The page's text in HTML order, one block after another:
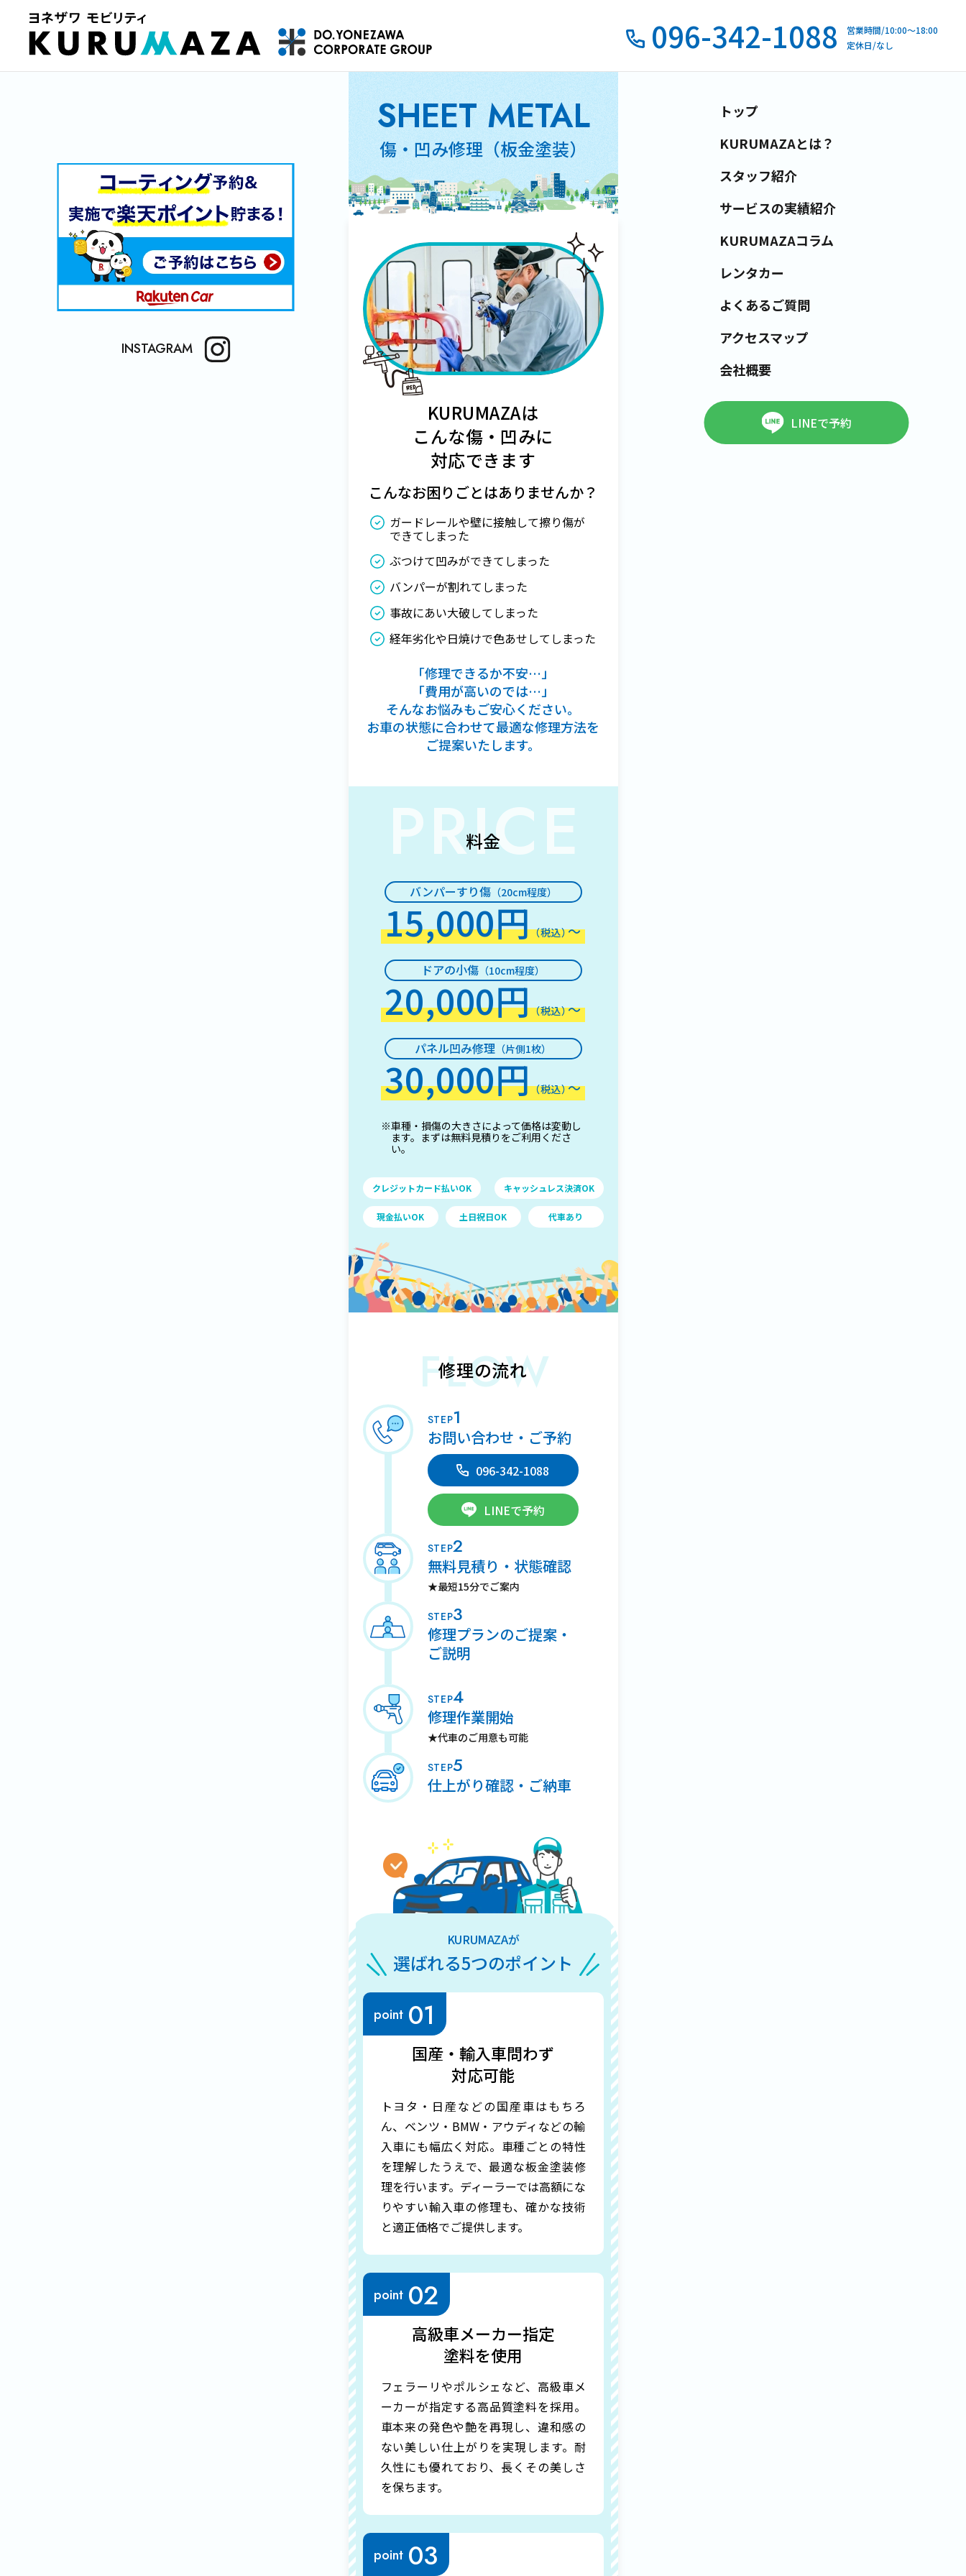
熊本市の車検はKURUMAZA ヨネザワモビリティ株式会社 096-342-1088
営業時間/10:00～18:00
定休日/なし
INSTAGRAM
トップ
KURUMAZAとは？
スタッフ紹介
サービスの実績紹介
KURUMAZAコラム
レンタカー
よくあるご質問
アクセスマップ
会社概要
LINEで予約
傷・凹み修理（板金塗装）
SHEET METAL
KURUMAZAは
こんな傷・凹みに
対応できます
こんなお困りごとはありませんか？
ガードレールや壁に接触して擦り傷が
できてしまった
ぶつけて凹みができてしまった
バンパーが割れてしまった
事故にあい大破してしまった
経年劣化や日焼けで色あせしてしまった
「修理できるか不安…」
「費用が高いのでは…」
そんなお悩みもご安心ください。
お車の状態に合わせて最適な修理方法を
ご提案いたします。
料金
PRICE
バンパーすり傷（20cm程度）
15,000円（税込）〜
ドアの小傷 （10cm程度）
20,000円（税込）〜
パネル凹み修理 （片側1枚）
30,000円（税込）〜
※車種・損傷の大きさによって価格は変動し
ます。まずは無料見積りをご利用くださ
い。
クレジットカード払いOK キャッシュレス決済OK
現金払いOK 土日祝日OK 代車あり
修理の流れ
FLOW
STEP1
お問い合わせ・ご予約
096-342-1088
LINEで予約
STEP2
無料見積り・状態確認
★最短15分でご案内
STEP3
修理プランのご提案・
ご説明
STEP4
修理作業開始
★代車のご用意も可能
STEP5
仕上がり確認・ご納車
KURUMAZAが
選ばれる5つのポイント
point 01
国産・輸入車問わず
対応可能
トヨタ・日産などの国産車はもちろ
ん、ベンツ・BMW・アウディなどの輸
入車にも幅広く対応。車種ごとの特性
を理解したうえで、最適な板金塗装修
理を行います。ディーラーでは高額にな
りやすい輸入車の修理も、確かな技術
と適正価格でご提供します。
point 02
高級車メーカー指定
塗料を使用
フェラーリやポルシェなど、高級車メ
ーカーが指定する高品質塗料を採用。
車本来の発色や艶を再現し、違和感の
ない美しい仕上がりを実現します。耐
久性にも優れており、長くその美しさ
を保ちます。
point 03